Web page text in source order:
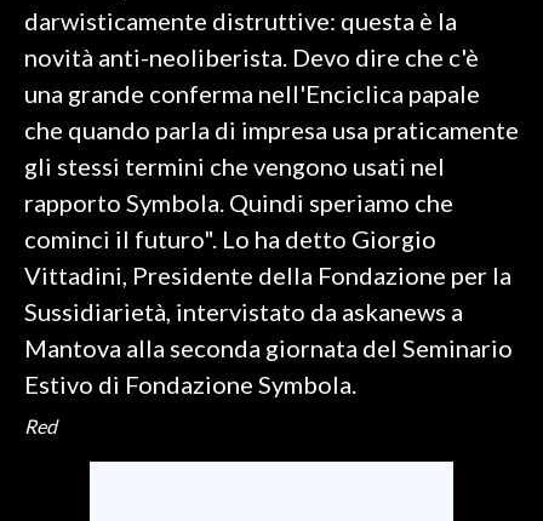
SPETTACOLI
SALUTE
SARDEGNA TURISMO
#CARAUNIONE
darwisticamente distruttive: questa è la
novità anti-neoliberista. Devo dire che c'è
una grande conferma nell'Enciclica papale
che quando parla di impresa usa praticamente
gli stessi termini che vengono usati nel
rapporto Symbola. Quindi speriamo che
cominci il futuro". Lo ha detto Giorgio
Vittadini, Presidente della Fondazione per la
Sussidiarietà, intervistato da askanews a
Mantova alla seconda giornata del Seminario
Estivo di Fondazione Symbola.
Red